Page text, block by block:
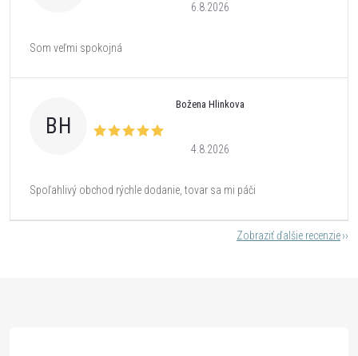
6.8.2026
Som veľmi spokojná
BH
Božena Hlinkova
4.8.2026
Spoľahlivý obchod rýchle dodanie, tovar sa mi páči
Zobraziť ďalšie recenzie